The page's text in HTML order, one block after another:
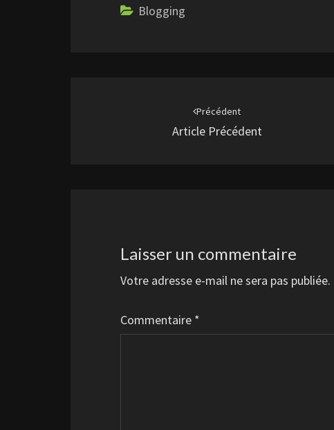
Blogging
Précédent
Article Précédent
Laisser un commentaire
Votre adresse e-mail ne sera pas publiée.
Commentaire *